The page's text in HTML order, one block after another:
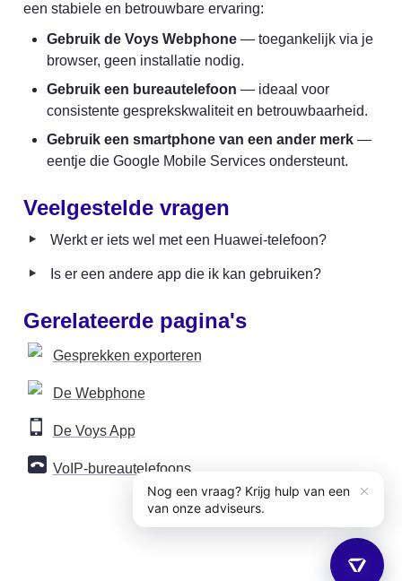
een stabiele en betrouwbare ervaring:
Gebruik de Voys Webphone — toegankelijk via je
browser, geen installatie nodig.
Gebruik een bureautelefoon — ideaal voor
consistente gesprekskwaliteit en betrouwbaarheid.
Gebruik een smartphone van een ander merk —
eentje die Google Mobile Services ondersteunt.
Veelgestelde vragen
‣ Werkt er iets wel met een Huawei-telefoon?
‣ Is er een andere app die ik kan gebruiken?
Gerelateerde pagina's
Gesprekken exporteren
De Webphone
De Voys App
VoIP-bureautelefoons